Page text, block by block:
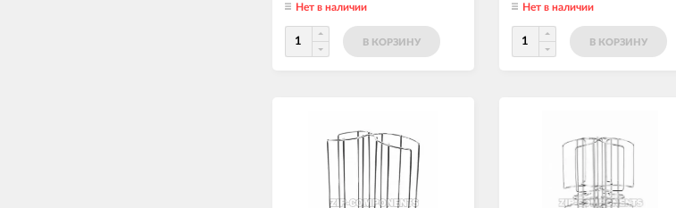
Нет в наличии
В КОРЗИНУ
Нет в наличии
В КОРЗИНУ